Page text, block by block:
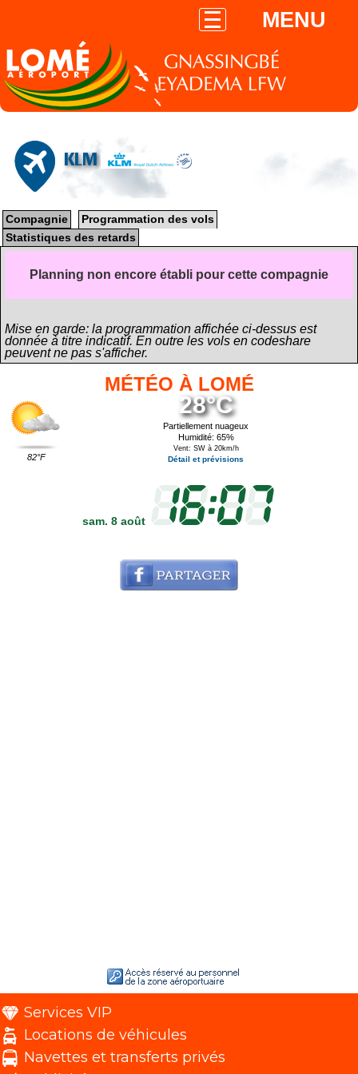
MENU
KLM
Compagnie
Programmation des vols
Statistiques des retards
Planning non encore établi pour cette compagnie
Mise en garde: la programmation affichée ci-dessus est
donnée à titre indicatif. En outre les vols en codeshare
peuvent ne pas s'afficher.
MÉTÉO À LOMÉ
82°F
28°C
Partiellement nuageux
Humidité: 65%
Vent: SW à 20km/h
Détail et prévisions
sam. 8 août
Services VIP
Locations de véhicules
Navettes et transferts privés